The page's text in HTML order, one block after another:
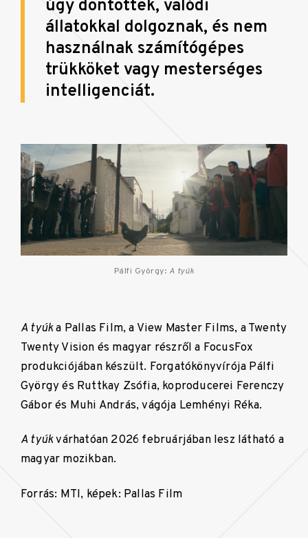
úgy döntöttek, valódi
állatokkal dolgoznak, és nem
használnak számítógépes
trükköket vagy mesterséges
intelligenciát.
Pálfi György: A tyúk
A tyúka Pallas Film, a View Master Films, a Twenty
Twenty Vision és magyar részről a FocusFox
produkciójában készült. Forgatókönyvírója Pálfi
György és Ruttkay Zsófia, koproducerei Ferenczy
Gábor és Muhi András, vágója Lemhényi Réka.
A tyúkvárhatóan 2026 februárjában lesz látható a
magyar mozikban.
Forrás: MTI, képek: Pallas Film